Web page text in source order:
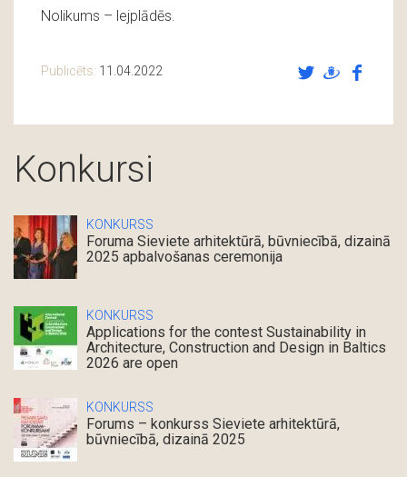
Nolikums – lejplādēs.
Publicēts: 11.04.2022
Konkursi
KONKURSS
Foruma Sieviete arhitektūrā, būvniecībā, dizainā
2025 apbalvošanas ceremonija
KONKURSS
Applications for the contest Sustainability in
Architecture, Construction and Design in Baltics
2026 are open
KONKURSS
Forums – konkurss Sieviete arhitektūrā,
būvniecībā, dizainā 2025